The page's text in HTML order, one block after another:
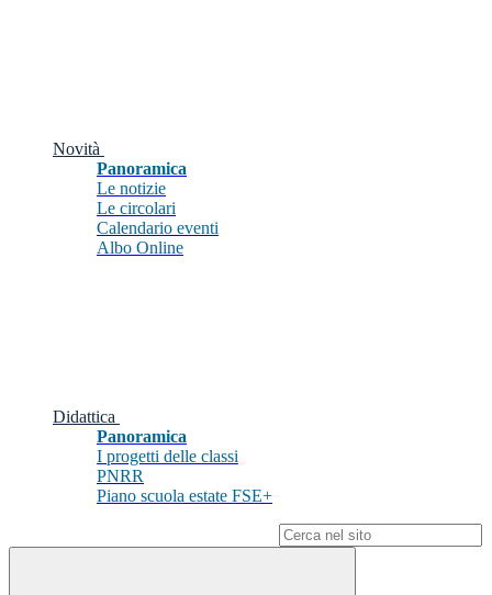
Novità
Panoramica
Le notizie
Le circolari
Calendario eventi
Albo Online
Didattica
Panoramica
I progetti delle classi
PNRR
Piano scuola estate FSE+